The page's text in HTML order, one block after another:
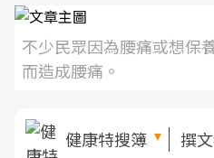
不少民眾因為腰痛或想保
而造成腰痛。
健康特搜簿 撰